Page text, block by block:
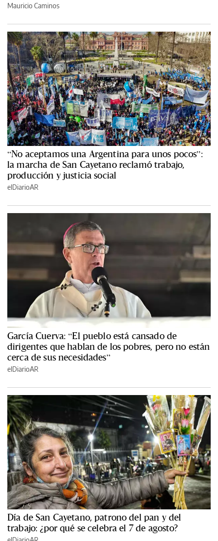
Mauricio Caminos
“No aceptamos una Argentina para unos pocos”:
la marcha de San Cayetano reclamó trabajo,
producción y justicia social
elDiarioAR
García Cuerva: “El pueblo está cansado de
dirigentes que hablan de los pobres, pero no están
cerca de sus necesidades”
elDiarioAR
Día de San Cayetano, patrono del pan y del
trabajo: ¿por qué se celebra el 7 de agosto?